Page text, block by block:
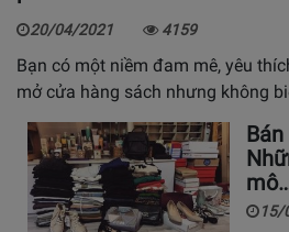
20/04/2021 4159
Bạn có một niềm đam mê, yêu
mở cửa hàng sách nhưng không
15/